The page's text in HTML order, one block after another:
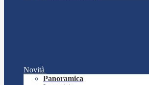
Novità
Panoramica